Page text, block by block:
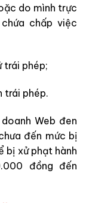
do mình trực
chấp việc
trái phép;
trái phép.
Web đen
đến mức bị
bị xử phạt hành
đồng đến